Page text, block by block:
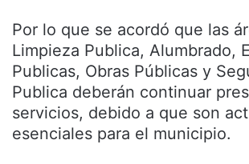
Por lo que se acordó que las
Limpieza Publica, Alumbrado,
Publicas, Obras Públicas y
Publica deberán continuar
servicios, debido a que son
esenciales para el municipio.